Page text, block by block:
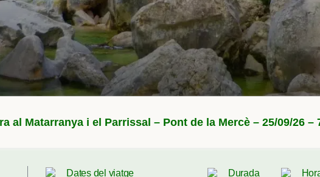
al Matarranya i el Parrissal – Pont de la Mercè – 25/09/26 –
Dates del viatge Durada